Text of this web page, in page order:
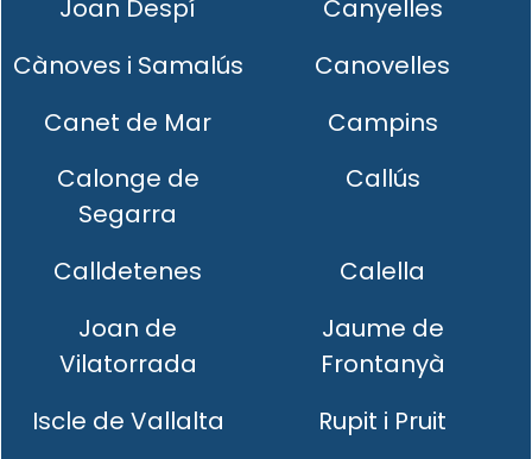
Joan Despí
Canyelles
Cànoves i Samalús
Canovelles
Canet de Mar
Campins
Calonge de
Segarra
Callús
Calldetenes
Calella
Joan de
Vilatorrada
Jaume de
Frontanyà
Iscle de Vallalta
Rupit i Pruit